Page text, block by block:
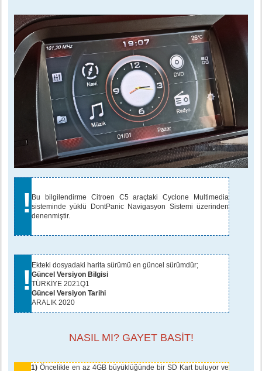
! Bu bilgilendirme Citroen C5 araçtaki Cyclone Multimedia
sisteminde yüklü DontPanic Navigasyon Sistemi üzerinden
denenmiştir.
! Ekteki dosyadaki harita sürümü en güncel sürümdür;
Güncel Versiyon Bilgisi
TÜRKİYE 2021Q1
Güncel Versiyon Tarihi
ARALIK 2020
NASIL MI? GAYET BASİT!
1) Öncelikle en az 4GB büyüklüğünde bir SD Kart buluyor ve